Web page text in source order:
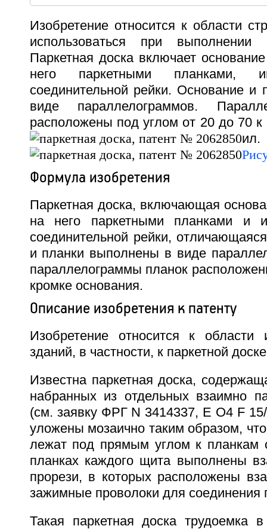
Изобретение относится к области
использоваться при
Паркетная доска включает
него паркетными планками,
соединительной рейки. Основание
виде параллелограммов.
расположены под углом от 20до 70 к
ил.
Формула изобретения
Паркетная доска, включающая
на него паркетными планками и
соединительной рейки,
и планки выполнены в виде
параллелограммы планок
кромке основания.
Описание изобретения к патенту
Изобретение относится к области
зданий, в частности, к паркетной
Известна паркетная доска,
набранных из отдельных взаимно
(см. заявку ФРГ N 3414337, Е О4 F
уложены мозаично таким образом,
лежат под прямым углом к планкам
планках каждого щита выполнены
прорези, в которых расположены
зажимные проволоки для соединения
Такая паркетная доска трудоемка в